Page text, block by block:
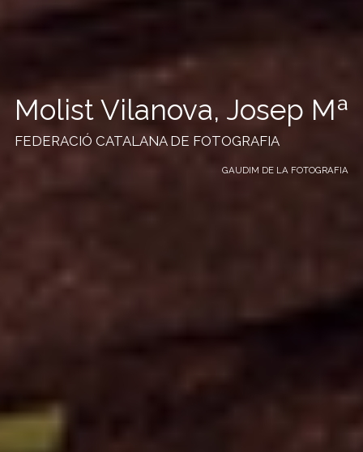
Molist Vilanova, Josep Mª
FEDERACIÓ CATALANA DE FOTOGRAFIA
GAUDIM DE LA FOTOGRAFIA